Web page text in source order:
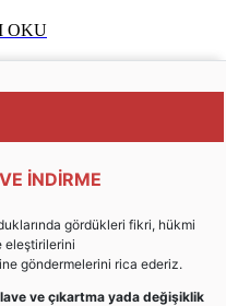
OKU
İNDİRME
gördükleri fikri, hükmi
eleştirilerini
göndermelerini rica ederiz.
ve çıkartma yada değişiklik